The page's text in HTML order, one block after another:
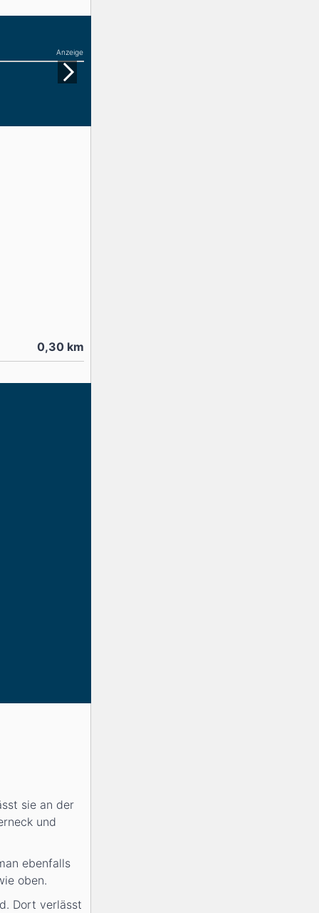
Anzeige
0,30 km
sie an der
und
ebenfalls
oben.
Dort verlässt